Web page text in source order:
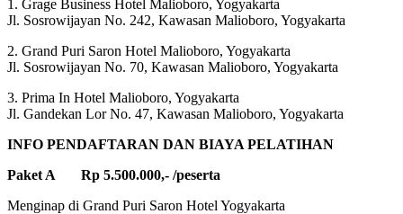
1. Grage Business Hotel Malioboro, Yogyakarta
Jl. Sosrowijayan No. 242, Kawasan Malioboro, Yogyakarta
2. Grand Puri Saron Hotel Malioboro, Yogyakarta
Jl. Sosrowijayan No. 70, Kawasan Malioboro, Yogyakarta
3. Prima In Hotel Malioboro, Yogyakarta
Jl. Gandekan Lor No. 47, Kawasan Malioboro, Yogyakarta
INFO PENDAFTARAN DAN BIAYA PELATIHAN
Paket A Rp 5.500.000,- /peserta
Menginap di Grand Puri Saron Hotel Yogyakarta